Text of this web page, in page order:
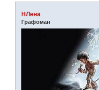
НЛена
Графоман